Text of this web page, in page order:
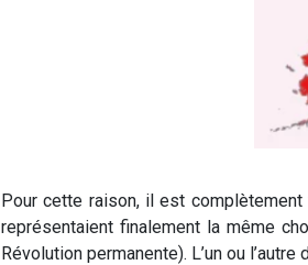
Pour cette raison, il est
représentaient finalement la même
Révolution permanente). L’un ou